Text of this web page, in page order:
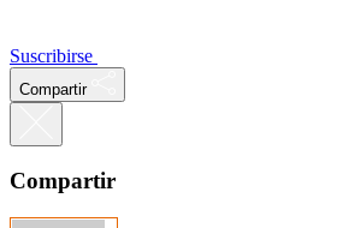
Suscribirse
Compartir
Compartir